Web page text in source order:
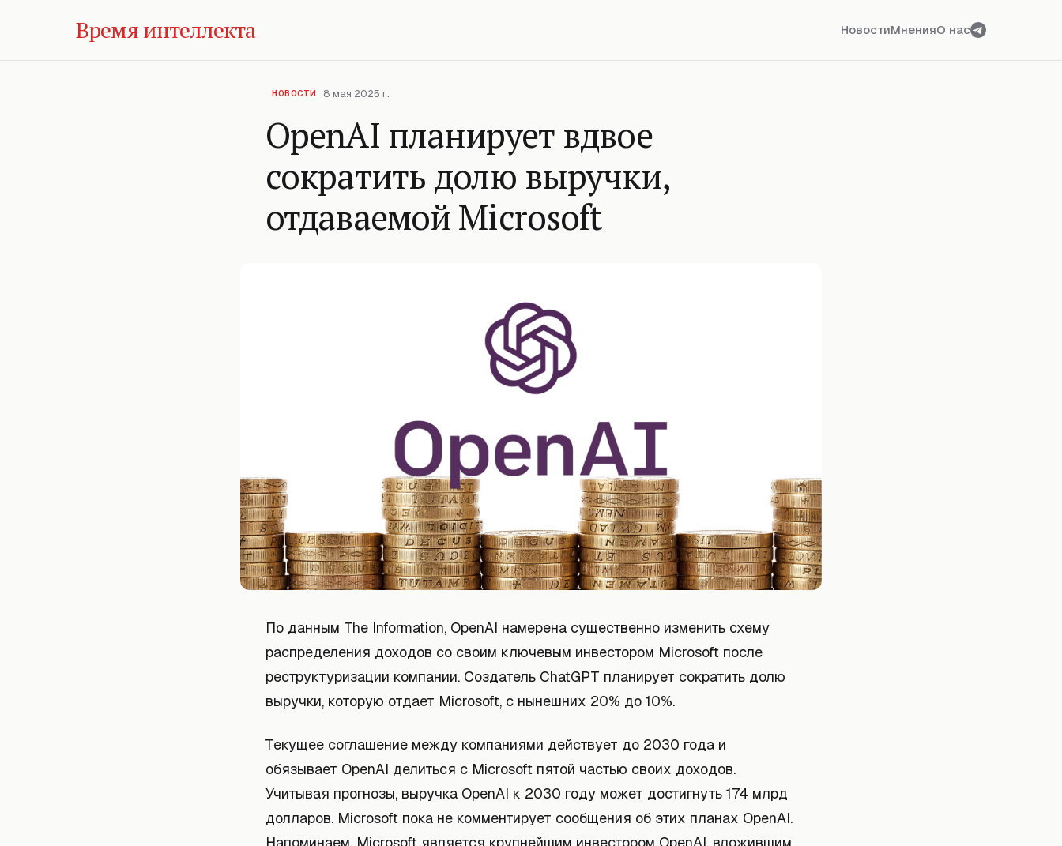
Время интеллекта НовостиМненияО нас
НОВОСТИ 8 мая 2025 г.
OpenAI планирует вдвое
сократить долю выручки,
отдаваемой Microsoft
По данным The Information, OpenAI намерена существенно изменить схему
распределения доходов со своим ключевым инвестором Microsoft после
реструктуризации компании. Создатель ChatGPT планирует сократить долю
выручки, которую отдает Microsoft, с нынешних 20% до 10%.
Текущее соглашение между компаниями действует до 2030 года и
обязывает OpenAI делиться с Microsoft пятой частью своих доходов.
Учитывая прогнозы, выручка OpenAI к 2030 году может достигнуть 174 млрд
долларов. Microsoft пока не комментирует сообщения об этих планах OpenAI.